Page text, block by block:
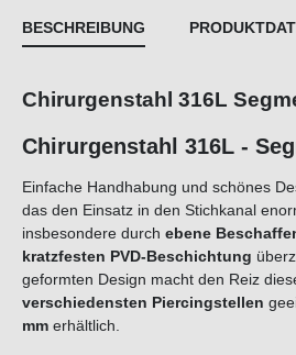
BESCHREIBUNG
Chirurgenstahl 316L
Chirurgenstahl
Einfache Handhabung und schönes
das den Einsatz in den Stichkanal
insbesondere durch ebene
kratzfesten PVD-Beschichtung
geformten Design macht den Reiz
verschiedensten Piercingstellen
mm erhältlich.